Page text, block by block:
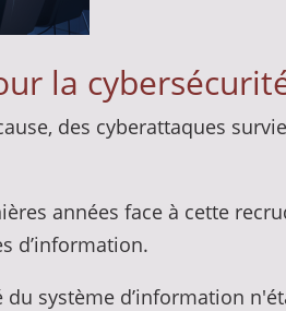
la
des cyberattaques
années face à cette
d’information.
système d’information